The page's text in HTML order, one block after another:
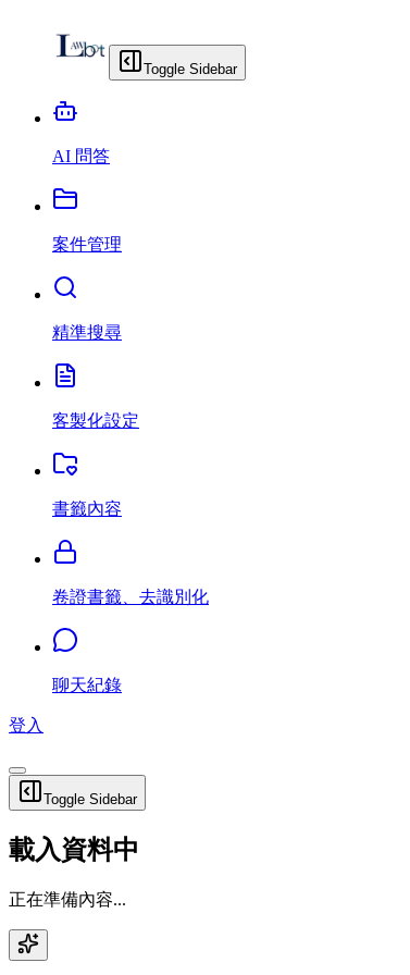
Toggle Sidebar
AI 問答
案件管理
精準搜尋
客製化設定
書籤內容
卷證書籤、去識別化
聊天紀錄
登入
Toggle Sidebar
載入資料中
正在準備內容...